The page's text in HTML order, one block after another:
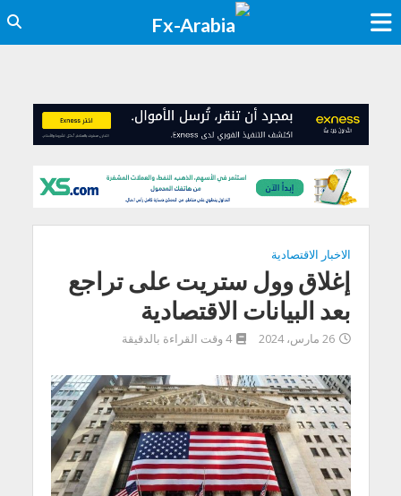
الاخبار الاقتصادية
إغلاق وول ستريت على تراجع
بعد البيانات الاقتصادية
26 مارس، 2024 4 وقت القراءة بالدقيقة